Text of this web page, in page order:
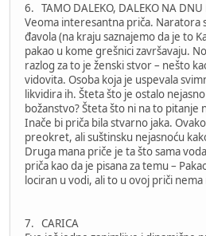
6. TAMO DALEKO, DALEKO NA DNU
Veoma interesantna priča. Naratora
đavola (na kraju saznajemo da je to
pakao u kome grešnici završavaju.
razlog za to je ženski stvor – nešto
vidovita. Osoba koja je uspevala
likvidira ih. Šteta što je ostalo
božanstvo? Šteta što ni na to pitanje
Inače bi priča bila stvarno jaka.
preokret, ali suštinsku nejasnoću
Druga mana priče je ta što sama
priča kao da je pisana za temu –
lociran u vodi, ali to u ovoj priči
7. CARICA